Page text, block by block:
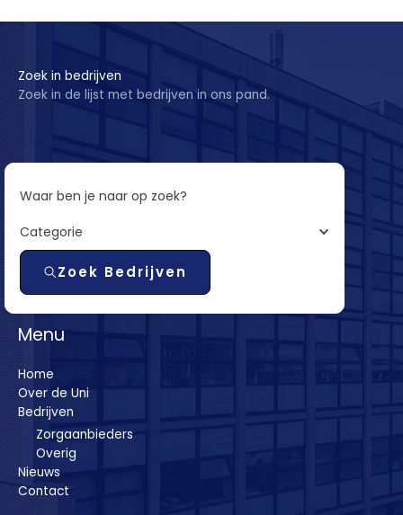
Zoek in bedrijven
Zoek in de lijst met bedrijven in ons pand.
Waar ben je naar op zoek?
Categorie
Zoek Bedrijven
Menu
Home
Over de Uni
Bedrijven
Zorgaanbieders
Overig
Nieuws
Contact